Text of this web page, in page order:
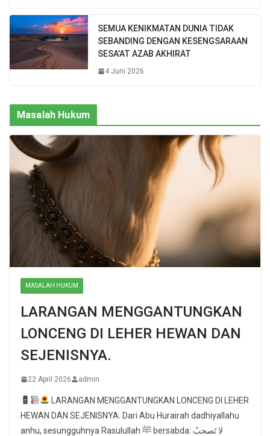
SEMUA KENIKMATAN DUNIA TIDAK
SEBANDING DENGAN KESENGSARAAN
SESA’AT AZAB AKHIRAT
4 Juni 2026
Masalah Hukum
MASALAH HUKUM
LARANGAN MENGGANTUNGKAN
LONCENG DI LEHER HEWAN DAN
SEJENISNYA.
22 April 2026 admin
LARANGAN MENGGANTUNGKAN LONCENG DI LEHER
HEWAN DAN SEJENISNYA. Dari Abu Hurairah dadhiyallahu
anhu, sesungguhnya Rasulullah ﷺ bersabda: لا تَصحبُ